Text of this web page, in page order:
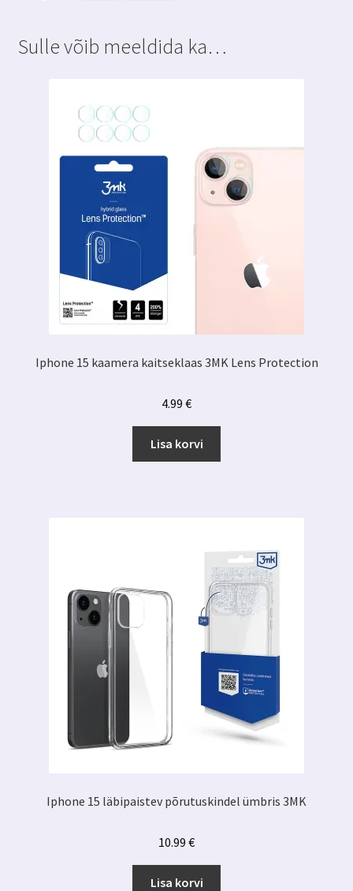
Privacy+aplikaator
Sulle võib meeldida ka…
Iphone 15 kaamera kaitseklaas 3MK Lens Protection
4.99 €
Lisa korvi
Iphone 15 läbipaistev põrutuskindel ümbris 3MK
10.99 €
Lisa korvi